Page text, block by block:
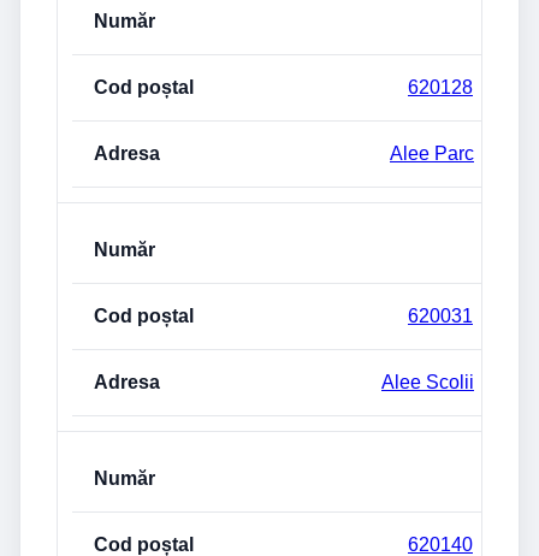
620128
Alee Parc
620031
Alee Scolii
620140